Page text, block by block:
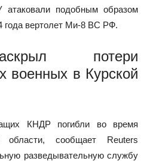
подобным образом
года вертолет Ми-8 ВС РФ.
потери
военных в Курской
КНДР погибли во время
области, сообщает Reuters
разведывательную службу